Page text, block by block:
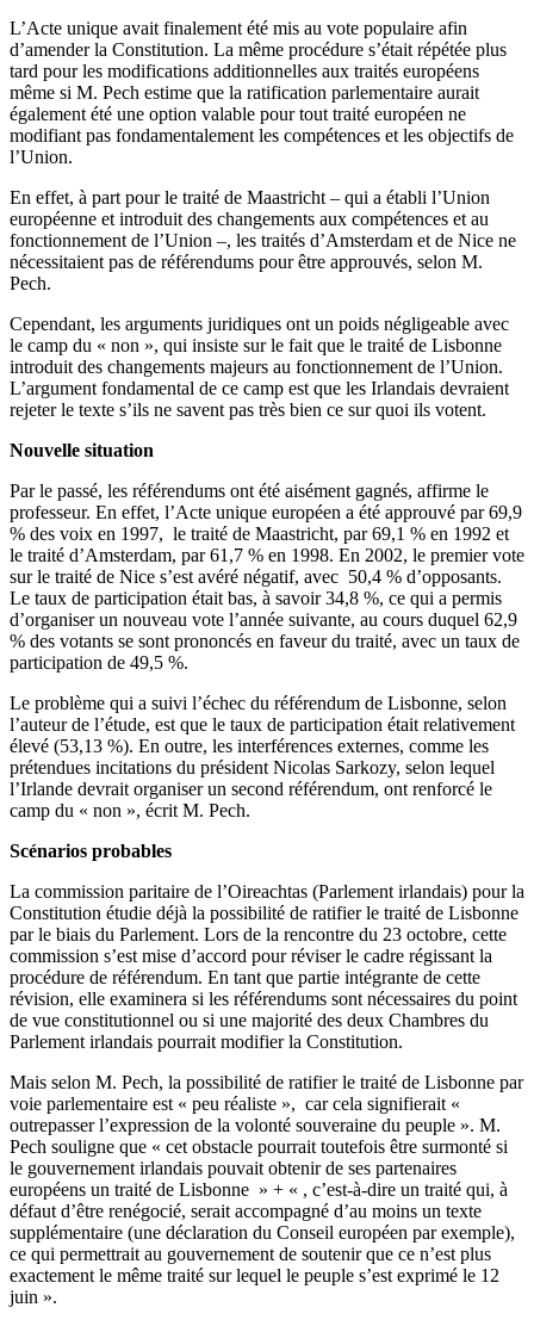
L’Acte unique avait finalement été mis au vote populaire afin
d’amender la Constitution. La même procédure s’était répétée plus
tard pour les modifications additionnelles aux traités européens
même si M. Pech estime que la ratification parlementaire aurait
également été une option valable pour tout traité européen ne
modifiant pas fondamentalement les compétences et les objectifs de
l’Union.
En effet, à part pour le traité de Maastricht – qui a établi l’Union
européenne et introduit des changements aux compétences et au
fonctionnement de l’Union –, les traités d’Amsterdam et de Nice ne
nécessitaient pas de référendums pour être approuvés, selon M.
Pech.
Cependant, les arguments juridiques ont un poids négligeable avec
le camp du « non », qui insiste sur le fait que le traité de Lisbonne
introduit des changements majeurs au fonctionnement de l’Union.
L’argument fondamental de ce camp est que les Irlandais devraient
rejeter le texte s’ils ne savent pas très bien ce sur quoi ils votent.
Nouvelle situation
Par le passé, les référendums ont été aisément gagnés, affirme le
professeur. En effet, l’Acte unique européen a été approuvé par 69,9
% des voix en 1997, le traité de Maastricht, par 69,1 % en 1992 et
le traité d’Amsterdam, par 61,7 % en 1998. En 2002, le premier vote
sur le traité de Nice s’est avéré négatif, avec 50,4 % d’opposants.
Le taux de participation était bas, à savoir 34,8 %, ce qui a permis
d’organiser un nouveau vote l’année suivante, au cours duquel 62,9
% des votants se sont prononcés en faveur du traité, avec un taux de
participation de 49,5 %.
Le problème qui a suivi l’échec du référendum de Lisbonne, selon
l’auteur de l’étude, est que le taux de participation était relativement
élevé (53,13 %). En outre, les interférences externes, comme les
prétendues incitations du président Nicolas Sarkozy, selon lequel
l’Irlande devrait organiser un second référendum, ont renforcé le
camp du « non », écrit M. Pech.
Scénarios probables
La commission paritaire de l’Oireachtas (Parlement irlandais) pour la
Constitution étudie déjà la possibilité de ratifier le traité de Lisbonne
par le biais du Parlement. Lors de la rencontre du 23 octobre, cette
commission s’est mise d’accord pour réviser le cadre régissant la
procédure de référendum. En tant que partie intégrante de cette
révision, elle examinera si les référendums sont nécessaires du point
de vue constitutionnel ou si une majorité des deux Chambres du
Parlement irlandais pourrait modifier la Constitution.
Mais selon M. Pech, la possibilité de ratifier le traité de Lisbonne par
voie parlementaire est « peu réaliste », car cela signifierait «
outrepasser l’expression de la volonté souveraine du peuple ». M.
Pech souligne que « cet obstacle pourrait toutefois être surmonté si
le gouvernement irlandais pouvait obtenir de ses partenaires
européens un traité de Lisbonne » + « , c’est-à-dire un traité qui, à
défaut d’être renégocié, serait accompagné d’au moins un texte
supplémentaire (une déclaration du Conseil européen par exemple),
ce qui permettrait au gouvernement de soutenir que ce n’est plus
exactement le même traité sur lequel le peuple s’est exprimé le 12
juin ».